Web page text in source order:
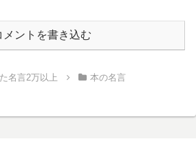
メントを書き込む
名言2万以上 本の名言